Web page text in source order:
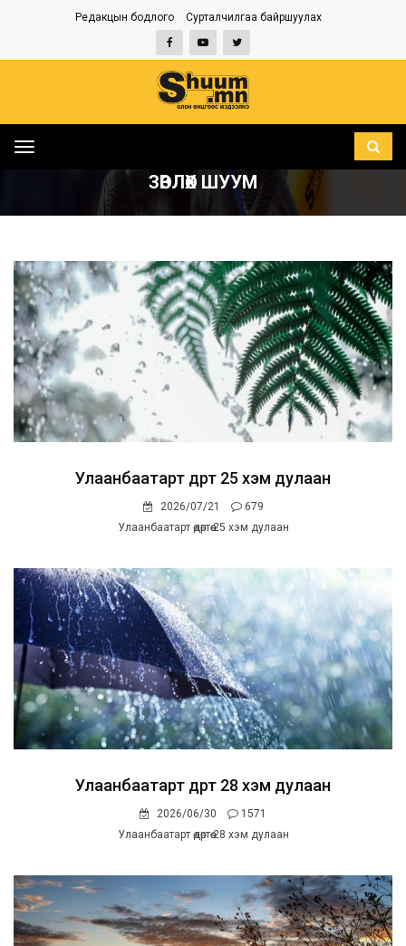
Редакцын бодлого Сурталчилгаа байршуулах
Toggle
ЗӨВЛӨХ ШУУМ
Улаанбаатарт өдөртөө 25 хэм дулаан
2026/07/21
679
Улаанбаатарт өдөртөө 25 хэм дулаан
Улаанбаатарт өдөртөө 28 хэм дулаан
2026/06/30
1571
Улаанбаатарт өдөртөө 28 хэм дулаан